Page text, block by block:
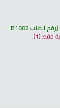
رقم الطلب:B1602
فقط(1).